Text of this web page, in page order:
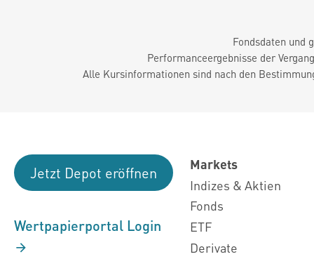
Fondsdaten und
Performanceergebnisse der
Alle Kursinformationen sind nach den
Jetzt Depot eröffnen
Wertpapierportal Login
Markets
Indizes & Aktien
Fonds
ETF
Derivate